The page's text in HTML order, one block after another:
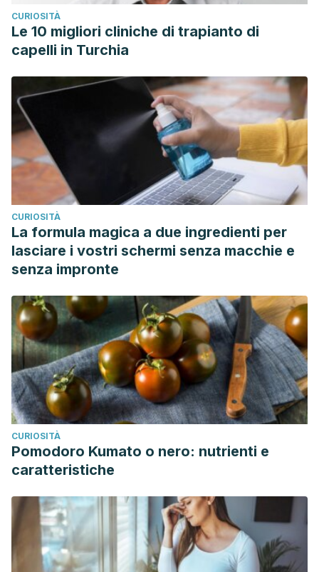
Virgin coconut oil.
Complementary Medicine, 9 (1), 5–14.
https://www.ncbi.nlm.nih.gov/pmc/articles/PMC6335493/
CURIOSITÀ
Le 10 migliori cliniche di trapianto di
capelli in Turchia
CURIOSITÀ
La formula magica a due ingredienti per
lasciare i vostri schermi senza macchie e
senza impronte
CURIOSITÀ
Pomodoro Kumato o nero: nutrienti e
caratteristiche